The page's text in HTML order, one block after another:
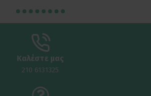
Καλέστε μας
210 6131325